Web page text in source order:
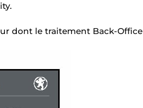
dont le traitement Back-Office